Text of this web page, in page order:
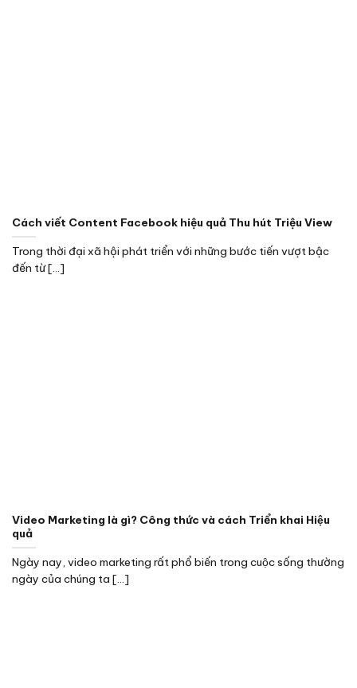
Cách viết Content Facebook hiệu quả Thu hút Triệu View
Trong thời đại xã hội phát triển với những bước tiến vượt bậc
đến từ [...]
Video Marketing là gì? Công thức và cách Triển khai Hiệu
quả
Ngày nay, video marketing rất phổ biến trong cuộc sống thường
ngày của chúng ta [...]